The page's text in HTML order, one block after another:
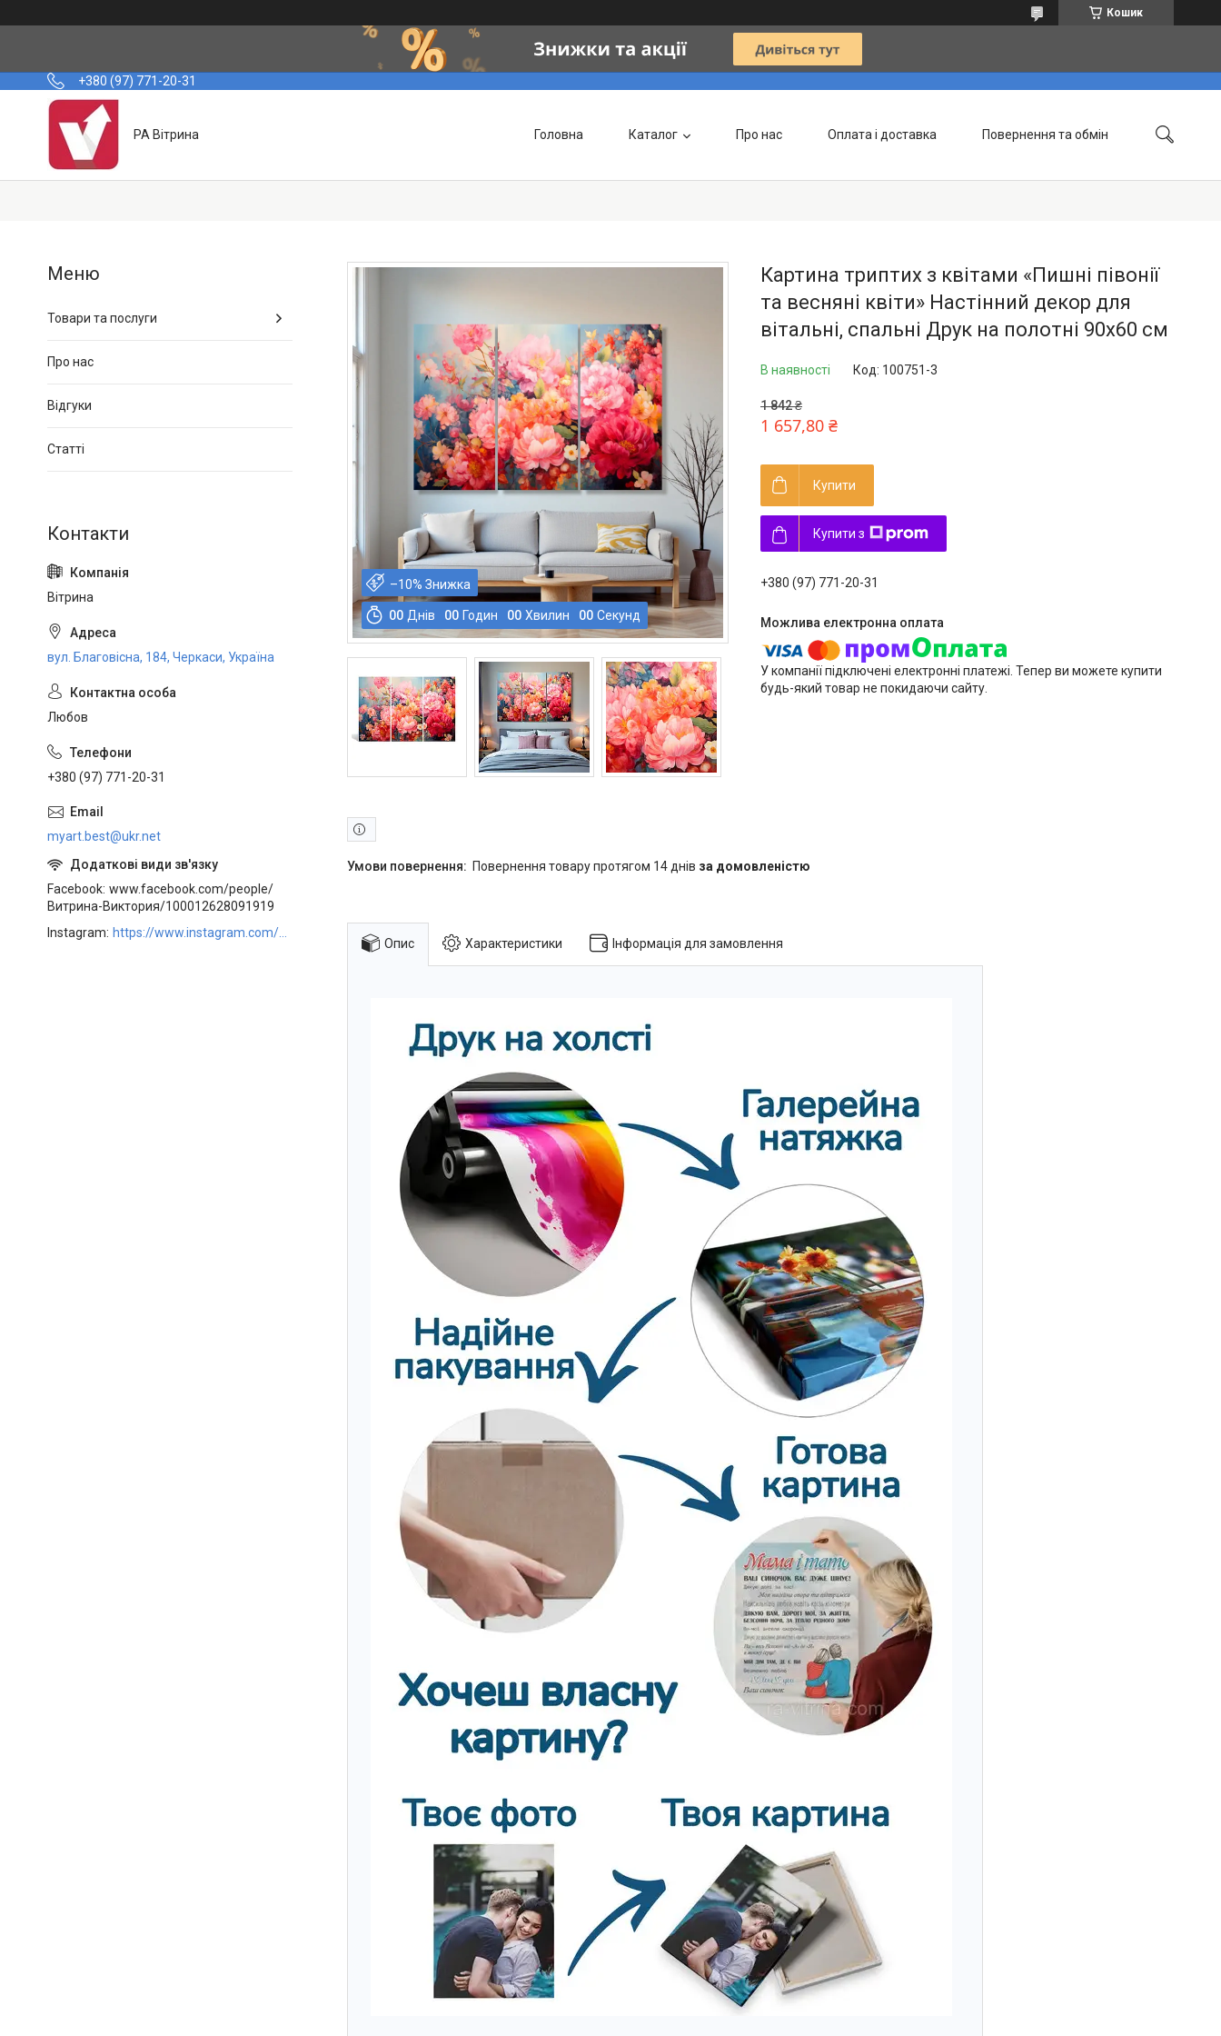
Кошик
+380 (97) 771-20-31
РА Вітрина Головна Каталог Про нас Оплата і доставка Повернення та обмін
–10%
00 Днів 00 Годин 00 Хвилин 00 Секунд
Картина триптих з квітами «Пишні півонії
та весняні квіти» Настінний декор для
вітальні, спальні Друк на полотні 90х60 см
В наявності Код: 100751-3
1 842 ₴
1 657,80 ₴
Купити
Купити з
+380 (97) 771-20-31
У компанії підключені електронні платежі. Тепер ви можете купити
будь-який товар не покидаючи сайту.
повернення товару протягом 14 днів за домовленістю
Опис Характеристики Інформація для замовлення
Товари та послуги
Про нас
Відгуки
Статті
Вітрина
вул. Благовісна, 184, Черкаси, Україна
Любов
+380 (97) 771-20-31
myart.best@ukr.net
Facebook www.facebook.com/people/
Витрина-Виктория/100012628091919
Instagram